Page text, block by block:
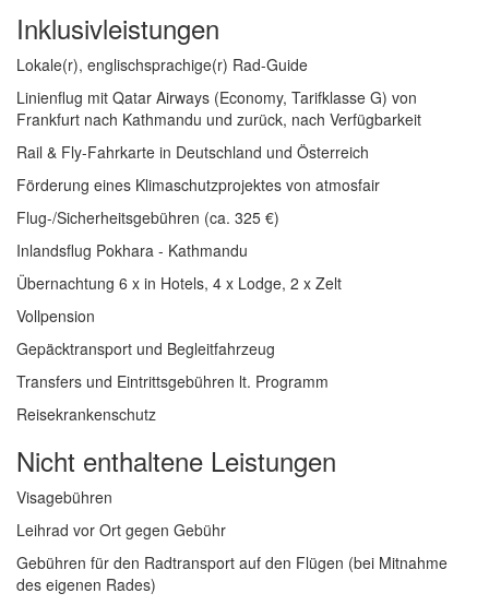
Inklusivleistungen
Lokale(r), englischsprachige(r) Rad-Guide
Linienflug mit Qatar Airways (Economy, Tarifklasse G) von
Frankfurt nach Kathmandu und zurück, nach Verfügbarkeit
Rail & Fly-Fahrkarte in Deutschland und Österreich
Förderung eines Klimaschutzprojektes von atmosfair
Flug-/Sicherheitsgebühren (ca. 325 €)
Inlandsflug Pokhara - Kathmandu
Übernachtung 6 x in Hotels, 4 x Lodge, 2 x Zelt
Vollpension
Gepäcktransport und Begleitfahrzeug
Transfers und Eintrittsgebühren lt. Programm
Reisekrankenschutz
Nicht enthaltene Leistungen
Visagebühren
Leihrad vor Ort gegen Gebühr
Gebühren für den Radtransport auf den Flügen (bei Mitnahme
des eigenen Rades)